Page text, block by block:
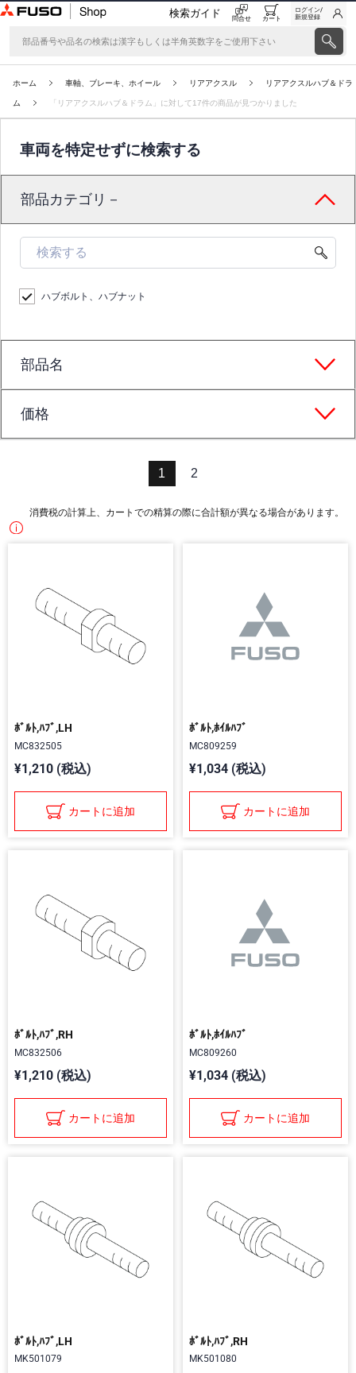
検索ガイド 問合せ カート
ログイン/
新規登録
ホーム 車軸、ブレーキ、ホイール リアアクスル リアアクスルハブ＆ドラ
ム 「リアアクスルハブ＆ドラム」に対して17件の商品が見つかりました
車両を特定せずに検索する
部品カテゴリ－
ハブボルト、ハブナット
部品名
価格
1 2
消費税の計算上、カートでの精算の際に合計額が異なる場合があります。
ﾎﾞﾙﾄ,ﾊﾌﾞ,LH
MC832505
¥1,210 (税込)
カートに追加
ﾎﾞﾙﾄ,ﾎｲﾙﾊﾌﾞ
MC809259
¥1,034 (税込)
カートに追加
ﾎﾞﾙﾄ,ﾊﾌﾞ,RH
MC832506
¥1,210 (税込)
カートに追加
ﾎﾞﾙﾄ,ﾎｲﾙﾊﾌﾞ
MC809260
¥1,034 (税込)
カートに追加
ﾎﾞﾙﾄ,ﾊﾌﾞ,LH
MK501079
ﾎﾞﾙﾄ,ﾊﾌﾞ,RH
MK501080